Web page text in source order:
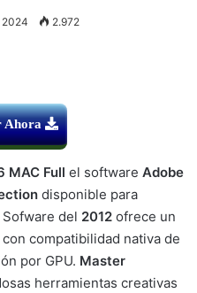
2024 2.972
Ahora
MAC Full el software Adobe
disponible para
Sofware del 2012 ofrece un
compatibilidad nativa de
por GPU. Master
herramientas creativas